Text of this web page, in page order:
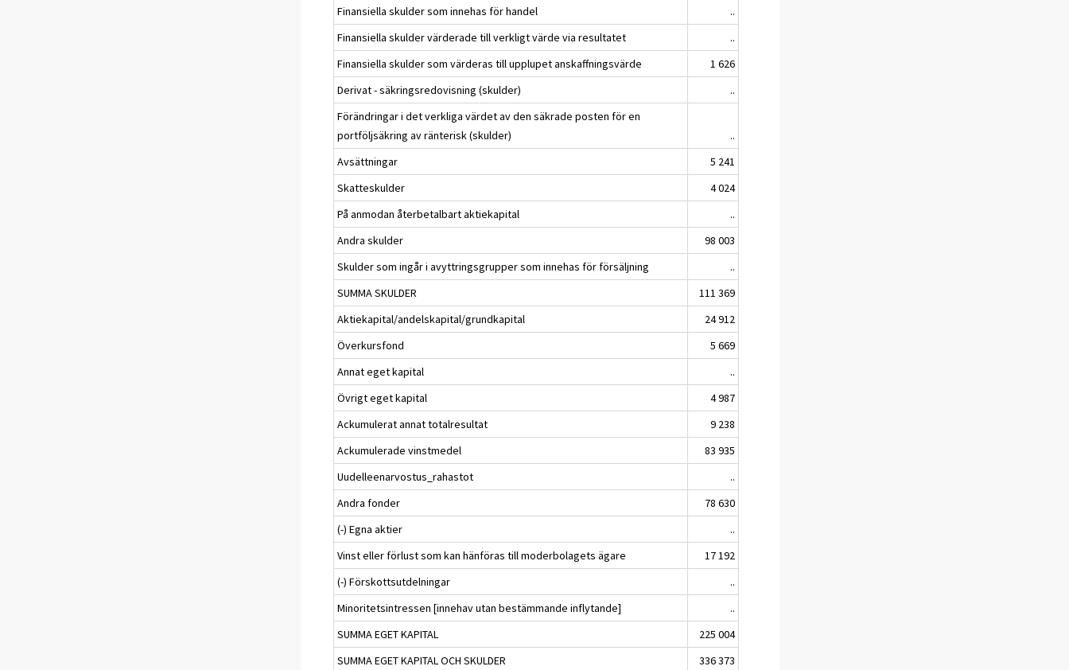
Finansiella skulder som innehas för handel
..
Finansiella skulder värderade till verkligt värde via resultatet
..
Finansiella skulder som värderas till upplupet anskaffningsvärde
1 626
Derivat - säkringsredovisning (skulder)
..
Förändringar i det verkliga värdet av den säkrade posten för en
portföljsäkring av ränterisk (skulder)
..
Avsättningar
5 241
Skatteskulder
4 024
På anmodan återbetalbart aktiekapital
..
Andra skulder
98 003
Skulder som ingår i avyttringsgrupper som innehas för försäljning
..
SUMMA SKULDER
111 369
Aktiekapital/andelskapital/grundkapital
24 912
Överkursfond
5 669
Annat eget kapital
..
Övrigt eget kapital
4 987
Ackumulerat annat totalresultat
9 238
Ackumulerade vinstmedel
83 935
Uudelleenarvostus_rahastot
..
Andra fonder
78 630
(-) Egna aktier
..
Vinst eller förlust som kan hänföras till moderbolagets ägare
17 192
(-) Förskottsutdelningar
..
Minoritetsintressen [innehav utan bestämmande inflytande]
..
SUMMA EGET KAPITAL
225 004
SUMMA EGET KAPITAL OCH SKULDER
336 373